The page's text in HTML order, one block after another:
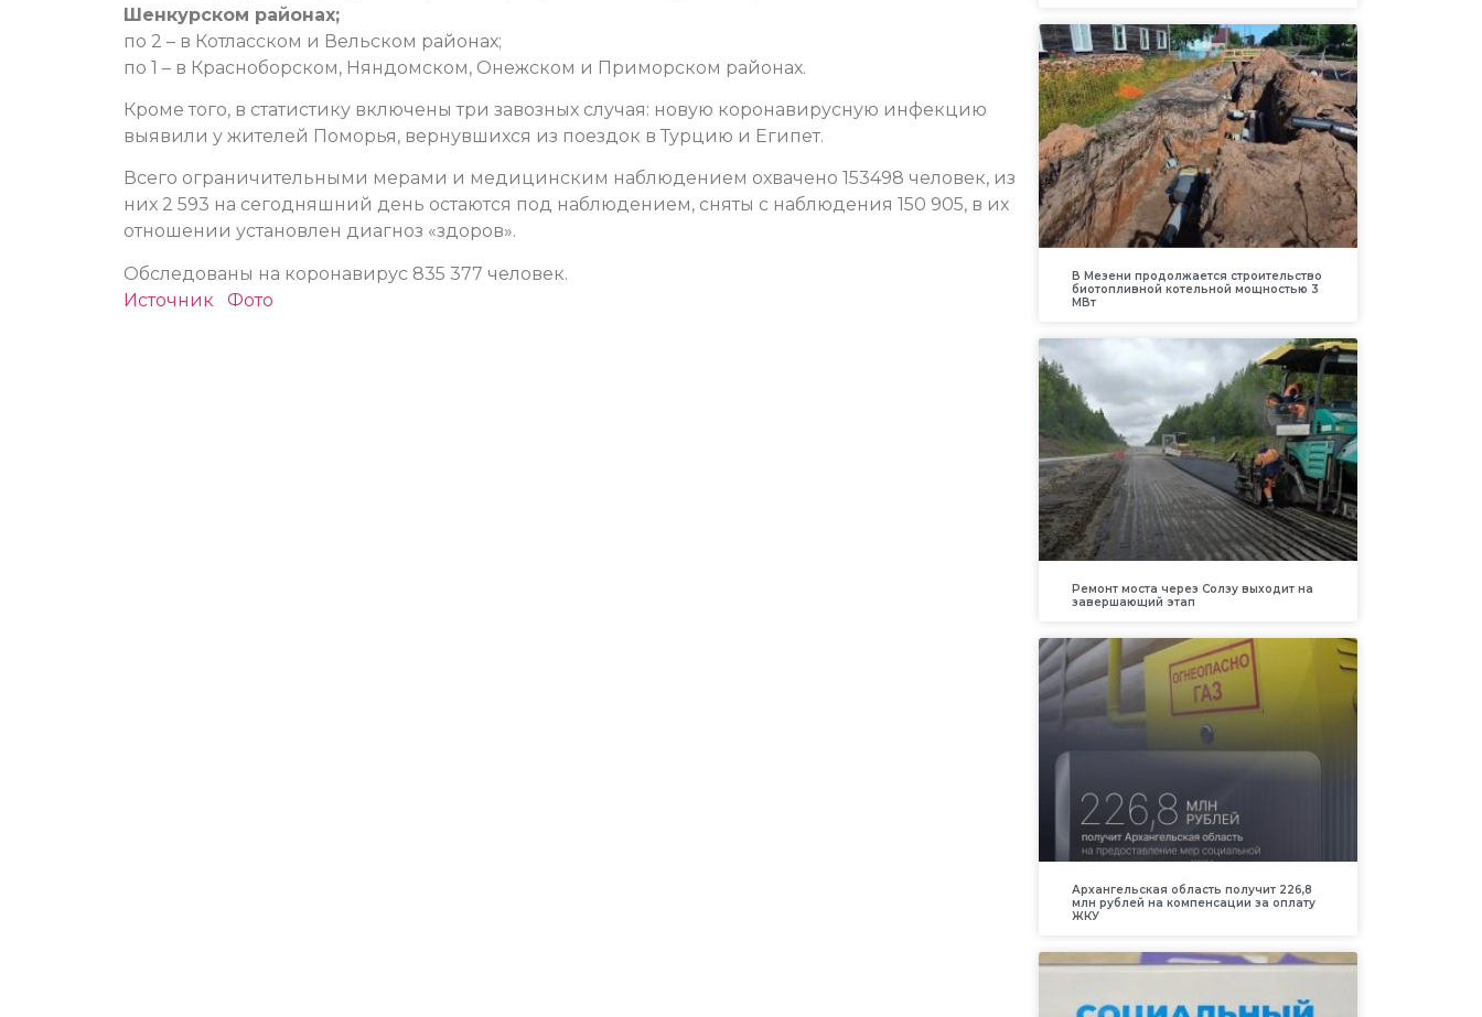
Шенкурском районах;
по 2 – в Котласском и Вельском районах;
по 1 – в Красноборском, Няндомском, Онежском и Приморском районах.
Кроме того, в статистику включены три завозных случая: новую коронавирусную инфекцию
выявили у жителей Поморья, вернувшихся из поездок в Турцию и Египет.
Всего ограничительными мерами и медицинским наблюдением охвачено 153498 человек, из
них 2 593 на сегодняшний день остаются под наблюдением, сняты с наблюдения 150 905, в их
отношении установлен диагноз «здоров».
Обследованы на коронавирус 835 377 человек.
Источник
Фото
В Мезени продолжается строительство
биотопливной котельной мощностью 3
МВт
Ремонт моста через Солзу выходит на
завершающий этап
Архангельская область получит 226,8
млн рублей на компенсации за оплату
ЖКУ